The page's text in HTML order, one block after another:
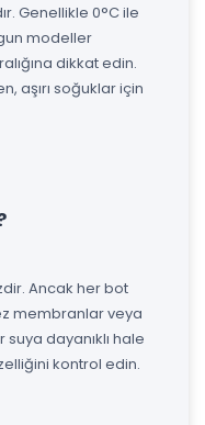
Genellikle 0°C ile
modeller
dikkat edin.
aşırı soğuklar için
Ancak her bot
membranlar veya
dayanıklı hale
kontrol edin.